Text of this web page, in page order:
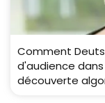
Comment
d'audience
découverte